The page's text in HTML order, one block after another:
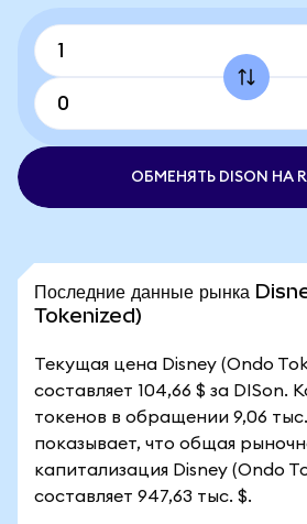
ОБМЕНЯТЬ DISON НА
Последние данные рынка
Tokenized)
Текущая цена Disney (Ondo
составляет 104,66 $ за DISon.
токенов в обращении 9,06
показывает, что общая
капитализация Disney (Ondo
составляет 947,63 тыс. $.